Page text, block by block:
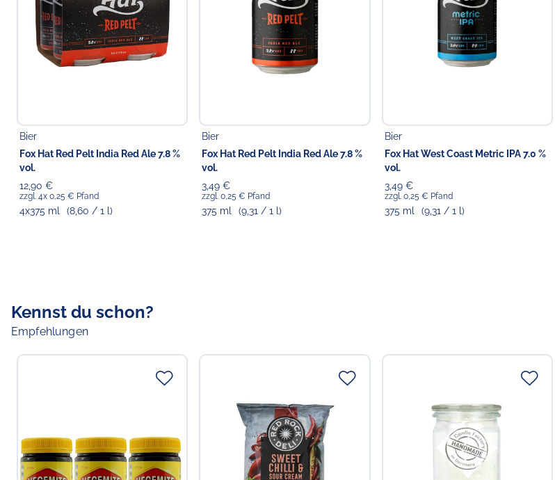
Bier
Fox Hat Red Pelt India Red Ale 7.8 %
vol.
12,90 €
zzgl. 4x 0,25 € Pfand
4x375 ml (8,60 / 1 l)
Bier
Fox Hat Red Pelt India Red Ale 7.8 %
vol.
3,49 €
zzgl. 0,25 € Pfand
375 ml (9,31 / 1 l)
Bier
Fox Hat West Coast Metric IPA 7.0 %
vol.
3,49 €
zzgl. 0,25 € Pfand
375 ml (9,31 / 1 l)
Kennst du schon?
Empfehlungen